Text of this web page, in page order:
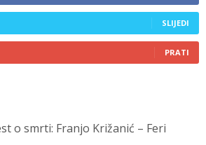
SLIJEDI
PRATI
o smrti: Franjo Križanić – Feri